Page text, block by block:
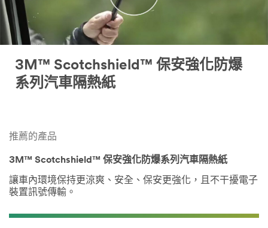
3M™ Scotchshield™ 保安強化防爆
系列汽車隔熱紙
推薦的產品
3M™ Scotchshield™ 保安強化防爆系列汽車隔熱紙
讓車內環境保持更涼爽、安全、保安更強化，且不干擾電子
裝置訊號傳輸。